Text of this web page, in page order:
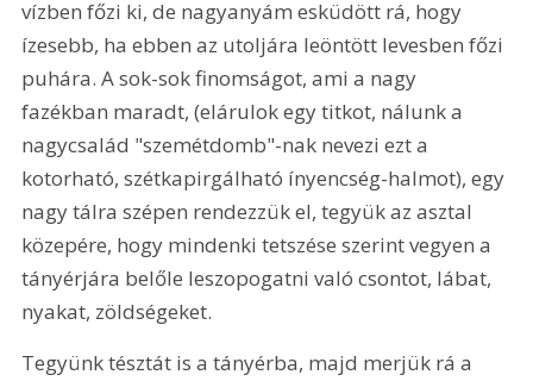
vízben főzi ki, de nagyanyám esküdött rá, hogy
ízesebb, ha ebben az utoljára leöntött levesben főzi
puhára. A sok-sok finomságot, ami a nagy
fazékban maradt, (elárulok egy titkot, nálunk a
nagycsalád "szemétdomb"-nak nevezi ezt a
kotorható, szétkapirgálható ínyencség-halmot), egy
nagy tálra szépen rendezzük el, tegyük az asztal
közepére, hogy mindenki tetszése szerint vegyen a
tányérjára belőle leszopogatni való csontot, lábat,
nyakat, zöldségeket.
Tegyünk tésztát is a tányérba, majd merjük rá a